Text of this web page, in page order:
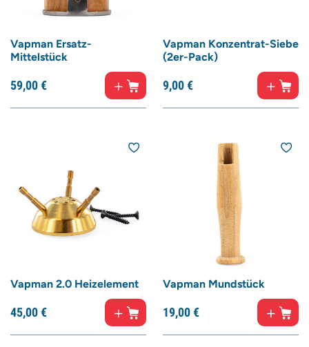
Vapman Ersatz-
Mittelstück
59,00€
Vapman Konzentrat-Siebe
(2er-Pack)
9,00€
Vapman 2.0 Heizelement
45,00€
Vapman Mundstück
19,00€